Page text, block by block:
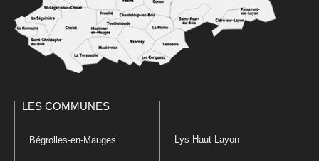
LES COMMUNES
Bégrolles-en-Mauges Lys-Haut-Layon